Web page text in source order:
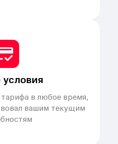
условия
в любое время,
вашим текущим